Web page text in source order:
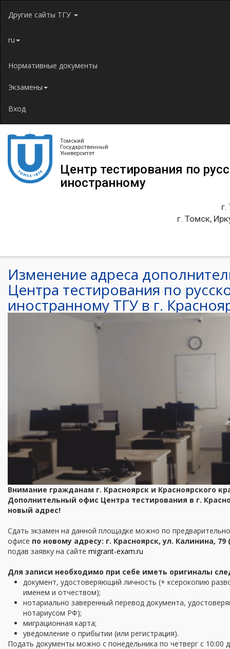
Другие сайты ТГУ
ru
Нормативные документы
Экзамены
Вход
Томский
Государственный
Университет
Центр тестирования по
иностранному
г. Томск,
Изменение адреса
Центра тестирования по
иностранному ТГУ в г.
Внимание гражданам г. Красноярск и Красноярского
Дополнительный офис Центра тестирования в г.
новый адрес!
Сдать экзамен на данной площадке можно по
офисе по новому адресу: г. Красноярск, ул. Калинина, 79
подав заявку на сайте migrant-exam.ru
Для записи необходимо при себе иметь оригиналы
документ, удостоверяющий личность (+ ксерокопию
именем и отчеством);
нотариально заверенный перевод документа,
нотариусом РФ);
миграционная карта;
уведомление о прибытии (или регистрация).
Подать документы можно с понедельника по четверг с 10:00